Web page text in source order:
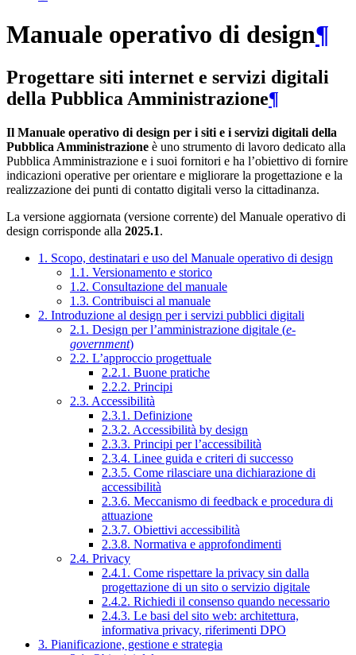
Manuale operativo di design¶
Progettare siti internet e servizi digitali
della Pubblica Amministrazione¶
Il Manuale operativo di design per i siti e i servizi digitali della
Pubblica Amministrazione è uno strumento di lavoro dedicato alla
Pubblica Amministrazione e i suoi fornitori e ha l’obiettivo di fornire
indicazioni operative per orientare e migliorare la progettazione e la
realizzazione dei punti di contatto digitali verso la cittadinanza.
La versione aggiornata (versione corrente) del Manuale operativo di
design corrisponde alla 2025.1.
1. Scopo, destinatari e uso del Manuale operativo di design
1.1. Versionamento e storico
1.2. Consultazione del manuale
1.3. Contribuisci al manuale
2. Introduzione al design per i servizi pubblici digitali
2.1. Design per l’amministrazione digitale (e-
government)
2.2. L’approccio progettuale
2.2.1. Buone pratiche
2.2.2. Principi
2.3. Accessibilità
2.3.1. Definizione
2.3.2. Accessibilità by design
2.3.3. Principi per l’accessibilità
2.3.4. Linee guida e criteri di successo
2.3.5. Come rilasciare una dichiarazione di
accessibilità
2.3.6. Meccanismo di feedback e procedura di
attuazione
2.3.7. Obiettivi accessibilità
2.3.8. Normativa e approfondimenti
2.4. Privacy
2.4.1. Come rispettare la privacy sin dalla
progettazione di un sito o servizio digitale
2.4.2. Richiedi il consenso quando necessario
2.4.3. Le basi del sito web: architettura,
informativa privacy, riferimenti DPO
3. Pianificazione, gestione e strategia